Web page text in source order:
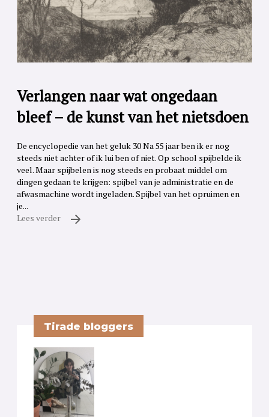
Verlangen naar wat ongedaan
bleef – de kunst van het nietsdoen
De encyclopedie van het geluk 30 Na 55 jaar ben ik er nog
steeds niet achter of ik lui ben of niet. Op school spijbelde ik
veel. Maar spijbelen is nog steeds en probaat middel om
dingen gedaan te krijgen: spijbel van je administratie en de
afwasmachine wordt ingeladen. Spijbel van het opruimen en
je...
Lees verder
Tirade bloggers